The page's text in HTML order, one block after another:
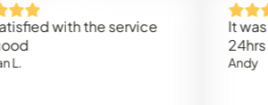
with the service
It was very